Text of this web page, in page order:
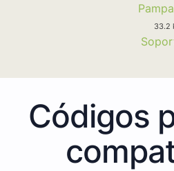
33.2
Códigos